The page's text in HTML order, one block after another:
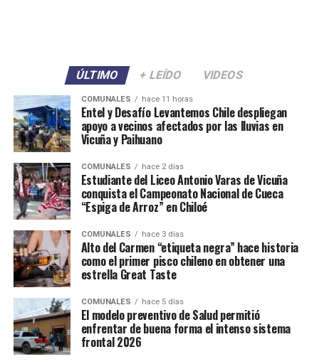
ÚLTIMO + LEÍDO VIDEOS
COMUNALES hace 11 horas
Entel y Desafío Levantemos Chile despliegan
apoyo a vecinos afectados por las lluvias en
Vicuña y Paihuano
COMUNALES hace 2 días
Estudiante del Liceo Antonio Varas de Vicuña
conquista el Campeonato Nacional de Cueca
“Espiga de Arroz” en Chiloé
COMUNALES hace 3 días
Alto del Carmen “etiqueta negra” hace historia
como el primer pisco chileno en obtener una
estrella Great Taste
COMUNALES hace 5 días
El modelo preventivo de Salud permitió
enfrentar de buena forma el intenso sistema
frontal 2026